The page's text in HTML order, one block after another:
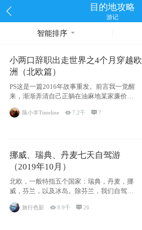
目的地攻略
游记
智能排序
小两口辞职出走世界之4个月穿越欧
洲（北欧篇）
PS这是一篇2016年故事重发。前言我一觉醒
来，渐渐弄清自己正躺在油麻地某家廉价宾
馆
陈小羊Timeline 7.2千 7
挪威、瑞典、丹麦七天自驾游
（2019年10月）
北欧，一般特指五个国家：瑞典，丹麦，挪
威，芬兰，以及冰岛。除芬兰，我们自驾游
旅行色影 8.9千 26